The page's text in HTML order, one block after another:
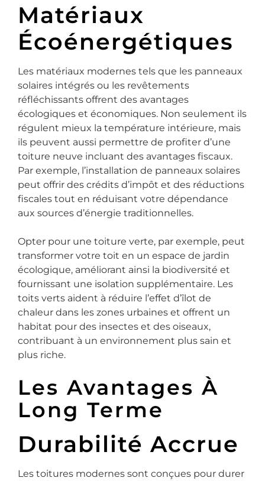
Matériaux
Écoénergétiques
Les matériaux modernes tels que les panneaux
solaires intégrés ou les revêtements
réfléchissants offrent des avantages
écologiques et économiques. Non seulement ils
régulent mieux la température intérieure, mais
ils peuvent aussi permettre de profiter d’une
toiture neuve incluant des avantages fiscaux.
Par exemple, l’installation de panneaux solaires
peut offrir des crédits d’impôt et des réductions
fiscales tout en réduisant votre dépendance
aux sources d’énergie traditionnelles.
Opter pour une toiture verte, par exemple, peut
transformer votre toit en un espace de jardin
écologique, améliorant ainsi la biodiversité et
fournissant une isolation supplémentaire. Les
toits verts aident à réduire l’effet d’îlot de
chaleur dans les zones urbaines et offrent un
habitat pour des insectes et des oiseaux,
contribuant à un environnement plus sain et
plus riche.
Les Avantages À
Long Terme
Durabilité Accrue
Les toitures modernes sont conçues pour durer